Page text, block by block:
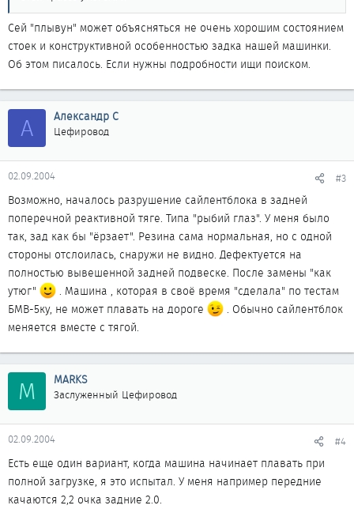
Сей "плывун" может объясняться не очень хорошим состоянием
стоек и конструктивной особенностью задка нашей машинки.
Об этом писалось. Если нужны подробности ищи поиском.
А Александр С
Цефировод
02.09.2004 #3
Возможно, началось разрушение сайлентблока в задней
поперечной реактивной тяге. Типа "рыбий глаз". У меня было
так, зад как бы "ёрзает". Резина сама нормальная, но с одной
стороны отслоилась, снаружи не видно. Дефектуется на
полностью вывешенной задней подвеске. После замены "как
утюг"
. Машина , которая в своё время "сделала" по тестам
БМВ-5ку, не может плавать на дороге
. Обычно сайлентблок
меняется вместе с тягой.
M MARKS
Заслуженный Цефировод
02.09.2004 #4
Есть еще один вариант, когда машина начинает плавать при
полной загрузке, я это испытал. У меня например передние
качаются 2,2 очка задние 2.0.